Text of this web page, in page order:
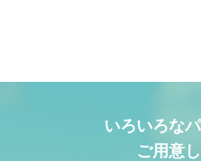
いろいろな
ご用意